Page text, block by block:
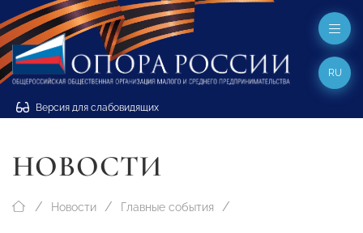
Версия для слабовидящих
RU
НОВОСТИ
Новости Главные события